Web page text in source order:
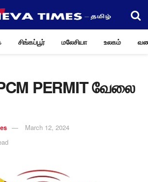
சிங்கப்பூர் மலேசியா உலகம்
PERMIT வேலை
March 12, 2024